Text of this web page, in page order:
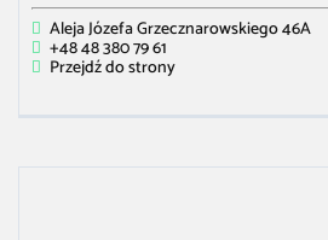
Aleja Józefa Grzecznarowskiego 46A
+48 48 380 79 61
Przejdź do strony